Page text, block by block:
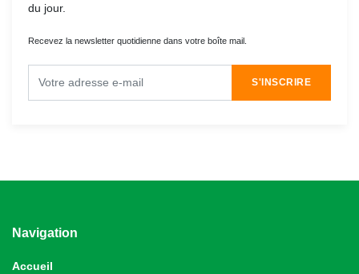
du jour.
Recevez la newsletter quotidienne dans votre boîte mail.
S'INSCRIRE
Navigation
Accueil